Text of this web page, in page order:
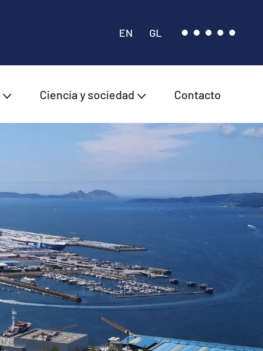
EN GL
Ciencia y sociedad Contacto